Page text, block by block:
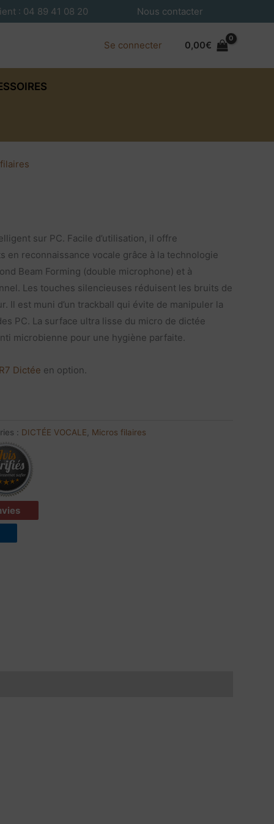
: 04 89 41 08 20 Nous contacter
Se connecter
0,00€
sur PC. Facile d’utilisation, il offre
en reconnaissance vocale grâce à la technologie
Beam Forming (double microphone) et à
Les touches silencieuses réduisent les bruits de
Il est muni d’un trackball qui évite de manipuler la
PC. La surface ultra lisse du micro de dictée
microbienne pour une hygiène parfaite.
Dictée en option.
: DICTÉE VOCALE Micros filaires